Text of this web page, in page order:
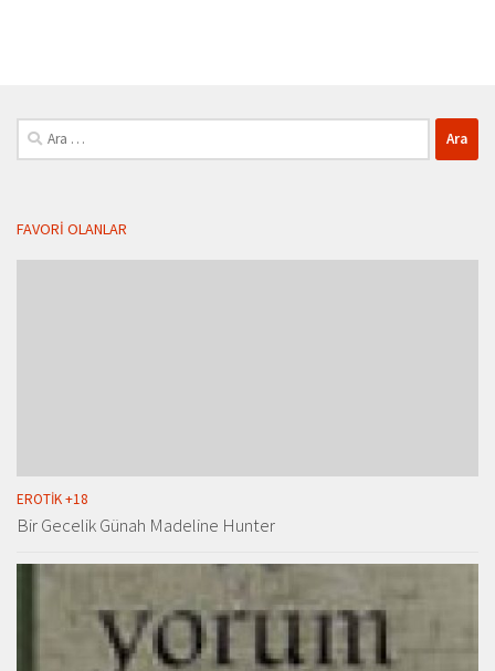
Arama:
FAVORI OLANLAR
EROTIK +18
Bir Gecelik Günah Madeline Hunter